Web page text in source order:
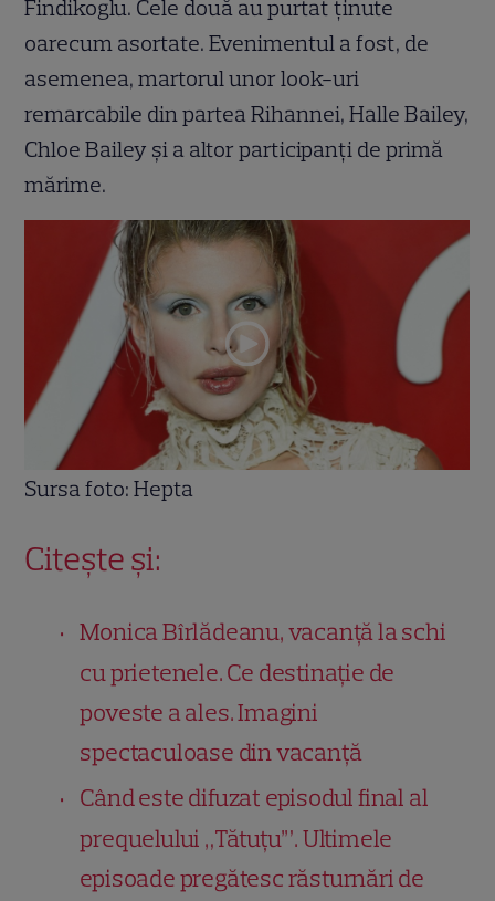
Findikoglu. Cele două au purtat ținute
oarecum asortate. Evenimentul a fost, de
asemenea, martorul unor look-uri
remarcabile din partea Rihannei, Halle Bailey,
Chloe Bailey și a altor participanți de primă
mărime.
Sursa foto: Hepta
Citește și:
Monica Bîrlădeanu, vacanță la schi
cu prietenele. Ce destinație de
poveste a ales. Imagini
spectaculoase din vacanță
Când este difuzat episodul final al
prequelului „Tătuțu’”. Ultimele
episoade pregătesc răsturnări de